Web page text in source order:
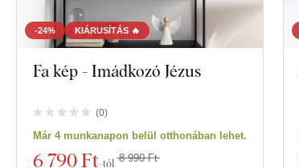
-24% KIÁRUSÍTÁS 🔥
Fa kép - Imádkozó Jézus
(0)
Már 4 munkanapon belül otthonában lehet.
6 790 Ft-tól 8 990 Ft